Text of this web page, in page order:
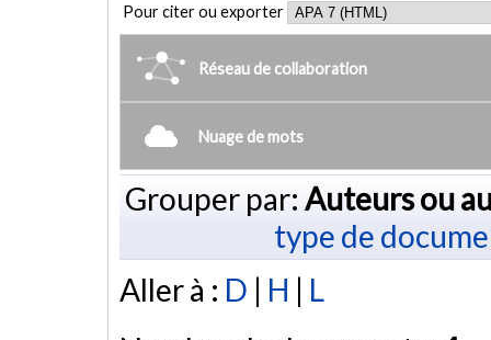
Pour citer ou exporter
Réseau de collaboration
Nuage de mots
Grouper par: Auteurs ou
type de
Aller à : D | H | L